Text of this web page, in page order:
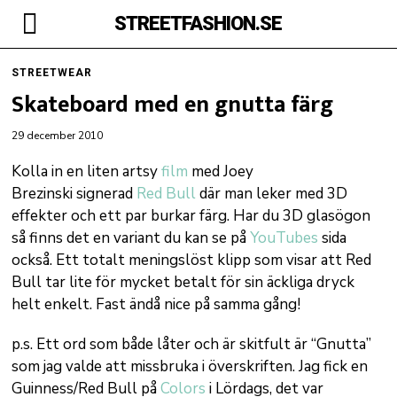
STREETFASHION.SE
STREETWEAR
Skateboard med en gnutta färg
29 december 2010
Kolla in en liten artsyfilm med Joey
Brezinski signerad Red Bulldär man leker med 3D
effekter och ett par burkar färg. Har du 3D glasögon
så finns det en variant du kan se påYouTubes sida
också. Ett totalt meningslöst klipp som visar att Red
Bull tar lite för mycket betalt för sin äckliga dryck
helt enkelt. Fast ändå nice på samma gång!
p.s. Ett ord som både låter och är skitfult är “Gnutta”
som jag valde att missbruka i överskriften. Jag fick en
Guinness/Red Bull påColors i Lördags, det var